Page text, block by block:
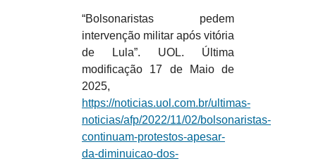
“Bolsonaristas pedem
intervenção militar após vitória
de Lula”. UOL. Última
modificação 17 de Maio de
2025,
https://noticias.uol.com.br/ultimas-
noticias/afp/2022/11/02/bolsonaristas-
continuam-protestos-apesar-
da-diminuicao-dos-